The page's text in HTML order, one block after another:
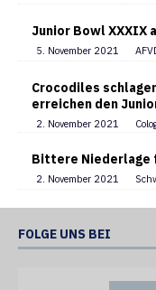
Junior Bowl XXXIX
5. November 2021
Crocodiles
erreichen den
2. November 2021
Bittere Niederlage
2. November 2021
FOLGE UNS BEI